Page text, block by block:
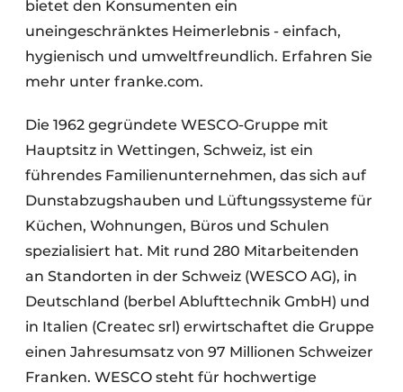
bietet den Konsumenten ein
uneingeschränktes Heimerlebnis - einfach,
hygienisch und umweltfreundlich. Erfahren Sie
mehr unter franke.com.
Die 1962 gegründete WESCO-Gruppe mit
Hauptsitz in Wettingen, Schweiz, ist ein
führendes Familienunternehmen, das sich auf
Dunstabzugshauben und Lüftungssysteme für
Küchen, Wohnungen, Büros und Schulen
spezialisiert hat. Mit rund 280 Mitarbeitenden
an Standorten in der Schweiz (WESCO AG), in
Deutschland (berbel Ablufttechnik GmbH) und
in Italien (Createc srl) erwirtschaftet die Gruppe
einen Jahresumsatz von 97 Millionen Schweizer
Franken. WESCO steht für hochwertige